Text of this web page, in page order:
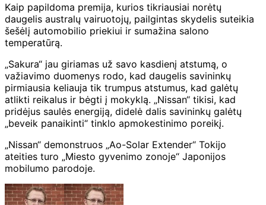
Kaip papildoma premija, kurios tikriausiai norėtų
daugelis australų vairuotojų, pailgintas skydelis suteikia
šešėlį automobilio priekiui ir sumažina salono
temperatūrą.
„Sakura“ jau giriamas už savo kasdienį atstumą, o
važiavimo duomenys rodo, kad daugelis savininkų
pirmiausia keliauja tik trumpus atstumus, kad galėtų
atlikti reikalus ir bėgti į mokyklą. „Nissan“ tikisi, kad
pridėjus saulės energiją, didelė dalis savininkų galėtų
„beveik panaikinti“ tinklo apmokestinimo poreikį.
„Nissan“ demonstruos „Ao-Solar Extender“ Tokijo
ateities turo „Miesto gyvenimo zonoje“ Japonijos
mobilumo parodoje.